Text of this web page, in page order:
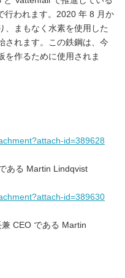
行われます。2020 年 8 月か
、まもなく水素を使用した
されます。この鉄鋼は、今
を作るために使用されま
id=389628
ある Martin Lindqvist
id=389630
CEO である Martin